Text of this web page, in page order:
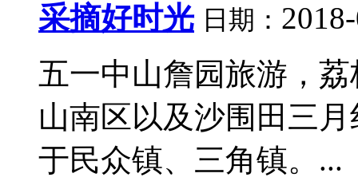
采摘好时光 日期：
五一中山詹园旅游，
山南区以及沙围田三
于民众镇、三角镇。...